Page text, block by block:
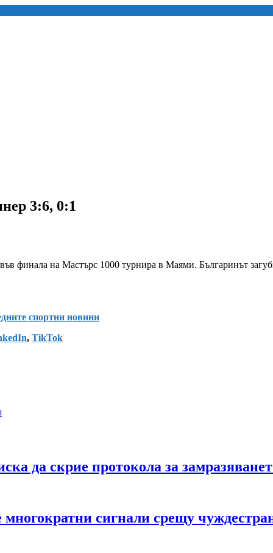
3:6, 0:1
финала на Мастърс 1000 турнира в Маями. Българинът
спортни новини
, TikTok
да скрие протокола за
сигнали срещу